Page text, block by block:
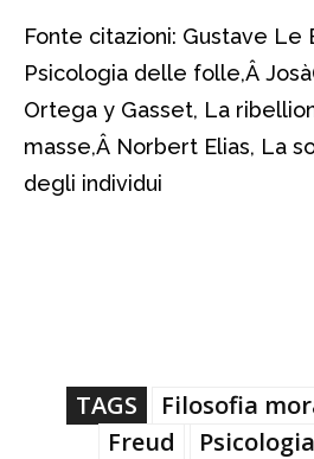
Fonte citazioni: Gustave Le
Psicologia delle folle,Â
Ortega y Gasset, La
masse,Â Norbert Elias, La
degli individui
TAGS
Filosofia
Freud
Psicologia